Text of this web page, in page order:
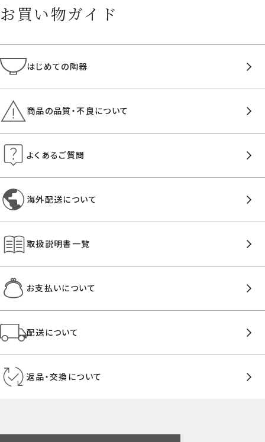
お買い物ガイド
はじめての陶器
商品の品質・不良について
よくあるご質問
海外配送について
取扱説明書一覧
お支払いについて
配送について
返品・交換について